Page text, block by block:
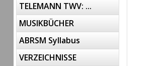
TELEMANN TWV: ...
MUSIKBÜCHER
ABRSM Syllabus
VERZEICHNISSE